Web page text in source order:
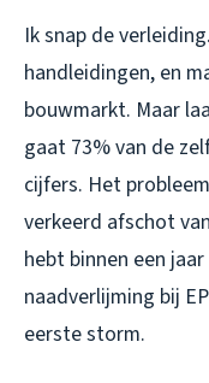
Ik snap de
handleidingen, en
bouwmarkt. Maar
gaat 73% van de
cijfers. Het
verkeerd afschot
hebt binnen een
naadverlijming bij
eerste storm.